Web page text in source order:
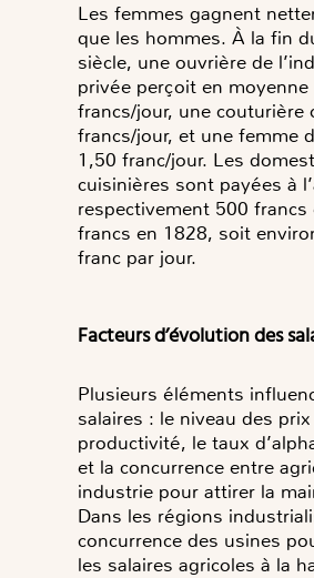
Les femmes gagnent
que les hommes. À la fin
siècle, une ouvrière de
privée perçoit en moyenne
francs/jour, une couturière
francs/jour, et une femme
1,50 franc/jour. Les
cuisinières sont payées à
respectivement 500 francs
francs en 1828, soit
franc par jour.
Facteurs d’évolution des
Plusieurs éléments
salaires : le niveau des
productivité, le taux
et la concurrence entre
industrie pour attirer la
Dans les régions
concurrence des usines
les salaires agricoles à la